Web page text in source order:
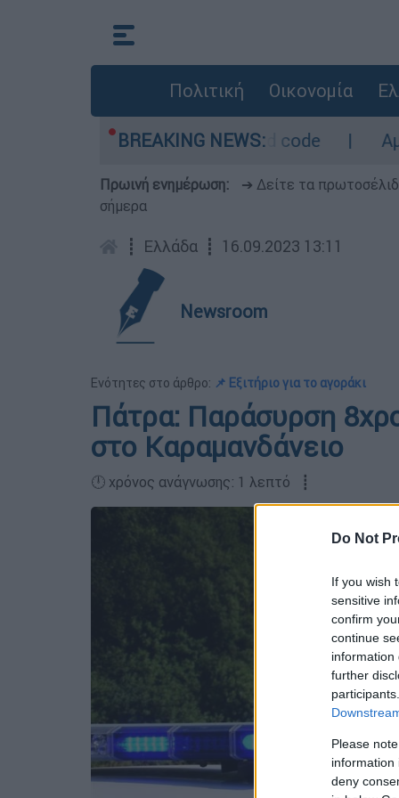
Do Not
If you wish
sensitive
confirm
continue
information
further
Please
information
deny
Πολιτική Οικονομία
BREAKING NEWS:
- Οι περιοχές σε red code
Πρωινή ενημέρωση: ➔ Δείτε τα
σήμερα
┋ Ελλάδα ┋ 16.09.2023 13:11
Newsroom
Ενότητες στο άρθρο: 📌 Εξιτήριο για το αγοράκι
Πάτρα: Παράσυρση
στο Καραμανδάνειο
🕛 χρόνος ανάγνωσης: 1 λεπτό ┋